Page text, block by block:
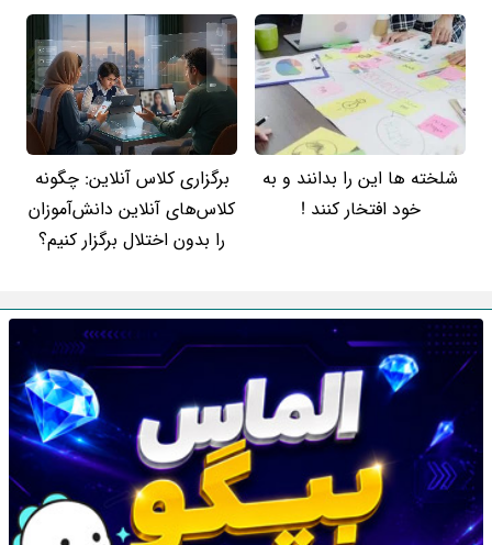
شلخته ها این را بدانند و به
خود افتخار کنند !
برگزاری کلاس آنلاین: چگونه
کلاس‌های آنلاین دانش‌آموزان
را بدون اختلال برگزار کنیم؟